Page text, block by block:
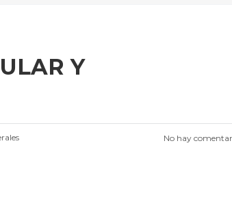
Y
No hay